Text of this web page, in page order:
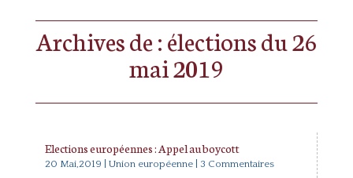
Archives de : élections du 26
mai 2019
Elections européennes : Appel au boycott
20 Mai,2019 Union européenne| 3 Commentaires